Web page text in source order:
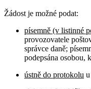
Žádost je možné podat:
písemně (v listinné
provozovatele
správce daně;
podepsána osobou,
ústně do protokolu